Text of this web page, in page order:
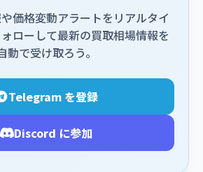
価格変動アラートをリアルタイ
ローして最新の買取相場情報を
動で受け取ろう。
Telegram を登録
Discord に参加